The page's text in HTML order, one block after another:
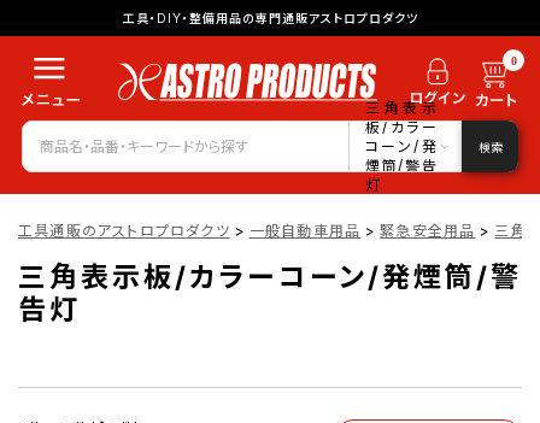
工具・DIY・整備用品の専門通販アストロプロダクツ
0
三角表示
板/カラー
コーン/発
煙筒/警告
灯
検索
工具通販のアストロプロダクツ > 一般自動車用品 > 緊急安全用品 > 三角
三角表示板/カラーコーン/発煙筒/警
告灯